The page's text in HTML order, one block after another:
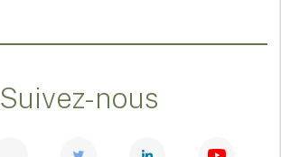
Suivez-nous